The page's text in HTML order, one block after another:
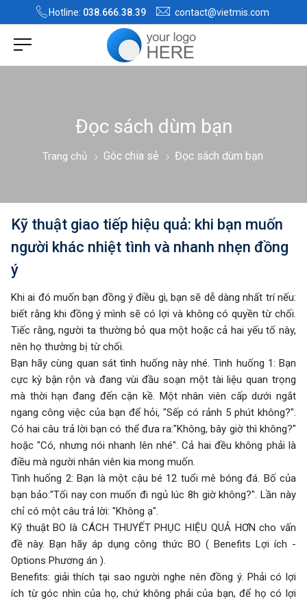
Hotline: 038.666.38.39 contact@vietmis.com
Đọc sách dùm bạn
Trang chủ Góc chia sẻ Đọc sách dùm bạn
Kỹ thuật giao tiếp hiệu quả: khi bạn muốn
người khác nhiệt tình và nhanh nhẹn đồng
ý
Khi ai đó muốn bạn đồng ý điều gì, bạn sẽ dễ dàng nhất trí nếu:
biết rằng khi đồng ý mình sẽ có lợi và không có quyền từ chối.
Tiếc rằng, người ta thường bỏ qua một hoặc cả hai yếu tố này,
nên họ thường bị từ chối.
Bạn hãy cùng quan sát tình huống này nhé. Tình huống 1: Bạn
cực kỳ bận rộn và đang vùi đầu soạn một tài liệu quan trọng
mà thời hạn đang đến cận kề. Một nhân viên cấp dưới ngắt
ngang công việc của bạn để hỏi, "Sếp có rảnh 5 phút không?".
Có hai câu trả lời bạn có thể đưa ra:"Không, bây giờ thì không?"
hoặc "Có, nhưng nói nhanh lên nhé". Cả hai đều không phải là
điều mà người nhân viên kia mong muốn.
Tình huống 2: Bạn là một cậu bé 12 tuổi mê bóng đá. Bố của
bạn bảo:"Tối nay con muốn đi ngủ lúc 8h giờ không?". Lần này
chỉ có một câu trả lời: "Không ạ".
Kỹ thuật BO là CÁCH THUYẾT PHỤC HIỆU QUẢ HƠN cho vấn
đề này. Bạn hãy áp dụng công thức BO ( Benefits Lợi ích -
Options Phương án ).
Benefits: giải thích tại sao người nghe nên đồng ý. Phải có lợi
ích từ góc nhìn của họ, chứ không phải của bạn, để họ có lợi